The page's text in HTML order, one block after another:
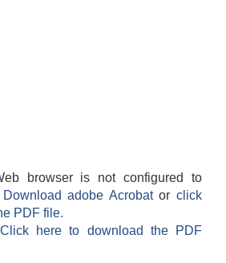
browser is not configured to
Download adobe Acrobatorclick
PDF file.
Click here to download the PDF